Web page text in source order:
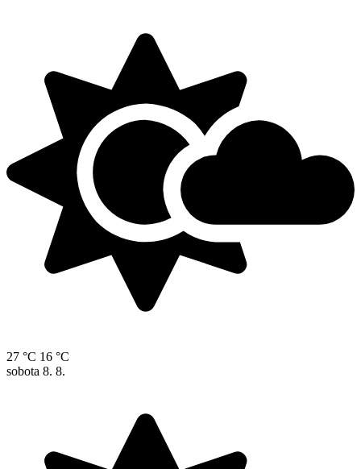
27 °C 16 °C
sobota 8. 8.